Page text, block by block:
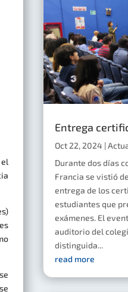
Entrega
Oct 22, 2024 |
Durante dos días
Francia se vistió
entrega de los
estudiantes que
exámenes. El
auditorio del
distinguida...
read more